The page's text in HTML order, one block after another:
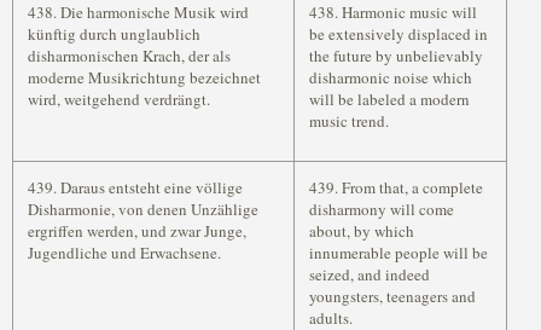
438. Die harmonische Musik wird
künftig durch unglaublich
disharmonischen Krach, der als
moderne Musikrichtung bezeichnet
wird, weitgehend verdrängt.
438. Harmonic music will
be extensively displaced in
the future by unbelievably
disharmonic noise which
will be labeled a modern
music trend.
439. Daraus entsteht eine völlige
Disharmonie, von denen Unzählige
ergriffen werden, und zwar Junge,
Jugendliche und Erwachsene.
439. From that, a complete
disharmony will come
about, by which
innumerable people will be
seized, and indeed
youngsters, teenagers and
adults.